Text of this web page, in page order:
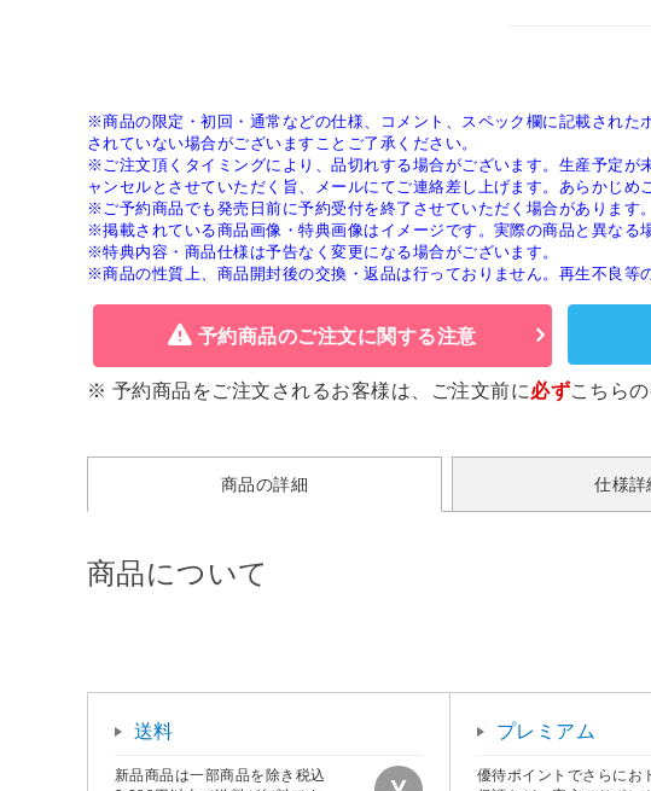
※商品の限定・初回・通常などの仕様、コメント、スペック欄に記載され
されていない場合がございますことご了承ください。
※ご注文頂くタイミングにより、品切れする場合がございます。生産予定
ャンセルとさせていただく旨、メールにてご連絡差し上げます。あらかじめ
※ご予約商品でも発売日前に予約受付を終了させていただく場合があります。
※掲載されている商品画像・特典画像はイメージです。実際の商品と異なる
※特典内容・商品仕様は予告なく変更になる場合がございます。
※商品の性質上、商品開封後の交換・返品は行っておりません。再生不良等
予約商品のご注文に関する注意
※ 予約商品をご注文されるお客様は、ご注文前に必ずこちら
商品の詳細 仕様詳
商品について
送料
新品商品は一部商品を除き税込
プレミアム
優待ポイントでさらにお